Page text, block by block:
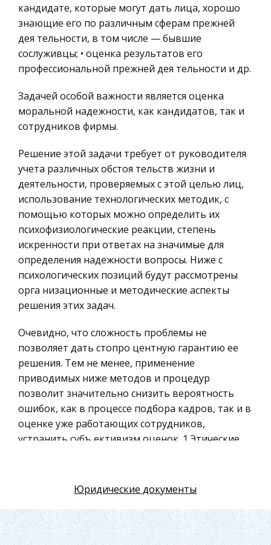
Ценные бумаги
Гражданское право
Трудовое право
История государства и права зарубежных
Транспорт
Банковское дело и кредитование
Астрономия
Биржевое дело
Экономико-математическое
моделирование
Российское предпринимательское право
Физкультура и Спорт, Здоровье
Геология
Религия
Уголовный процесс
Таможенное право
Международное частное право
Архитектура
Материаловедение
Экскурсии и туризм
Женский деловой костюм может быть
практически любого цвета, но нельзя допускать
ярких оттенков в деловой одежде, а также
резких, контрастных сочетаний. Умеренность
нельзя нарушать в расцветках женско
Особенности учета основных средств
Значение основных средств в общественном
производстве определяется тем, какое место
занимают орудия труда в развитии
производительных сил и производственных
отношений. Но многие, особенно вновь создав
кандидате, которые могут дать лица, хорошо
знающие его по различным сферам прежней
дея тельности, в том числе — бывшие
сослуживцы; • оценка результатов его
профессиональной прежней дея тельности и др.
Задачей особой важности является оценка
моральной надежности, как кандидатов, так и
сотрудников фирмы.
Решение этой задачи требует от руководителя
учета различных обстоя тельств жизни и
деятельности, проверяемых с этой целью лиц,
использование технологических методик, с
помощью которых можно определить их
психофизиологические реакции, степень
искренности при ответах на значимые для
определения надежности вопросы. Ниже с
психологических позиций будут рассмотрены
орга низационные и методические аспекты
решения этих задач.
Очевидно, что сложность проблемы не
позволяет дать стопро центную гарантию ее
решения. Тем не менее, применение
приводимых ниже методов и процедур
позволит значительно снизить вероятность
ошибок, как в процессе подбора кадров, так и в
оценке уже работающих сотрудников,
устранить субъ ективизм оценок. 1.Этические
профессионально важных деловых и личных
качеств кандидата: • профессиональные знания
и опыт работы; • степень заинтересованности в
работе; • целеустремленность и готовность
Юридические документы